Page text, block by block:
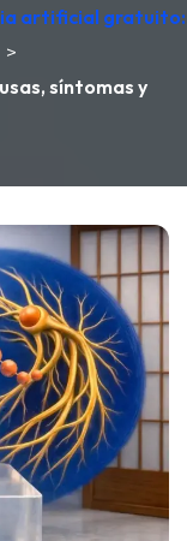
artificial
>
síntomas y